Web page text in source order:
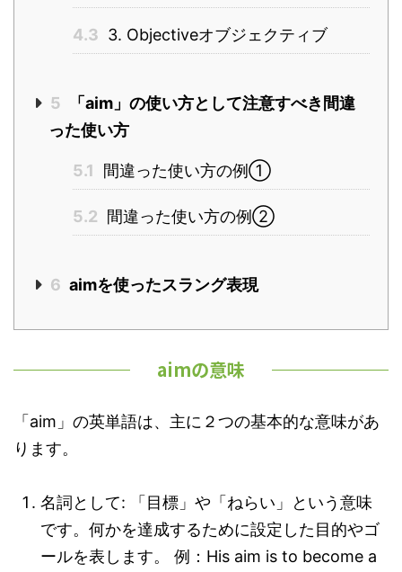
4.3 3. Objectiveオブジェクティブ
5
「aim」の使い方として注意すべき間違
った使い方
5.1 間違った使い方の例①
5.2 間違った使い方の例②
6 aimを使ったスラング表現
aimの意味
「aim」の英単語は、主に２つの基本的な意味があ
ります。
名詞として: 「目標」や「ねらい」という意味
です。何かを達成するために設定した目的やゴ
ールを表します。 例：His aim is to become a